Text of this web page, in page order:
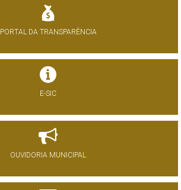
PORTAL DA TRANSPARÊNCIA
E-SIC
OUVIDORIA MUNICIPAL